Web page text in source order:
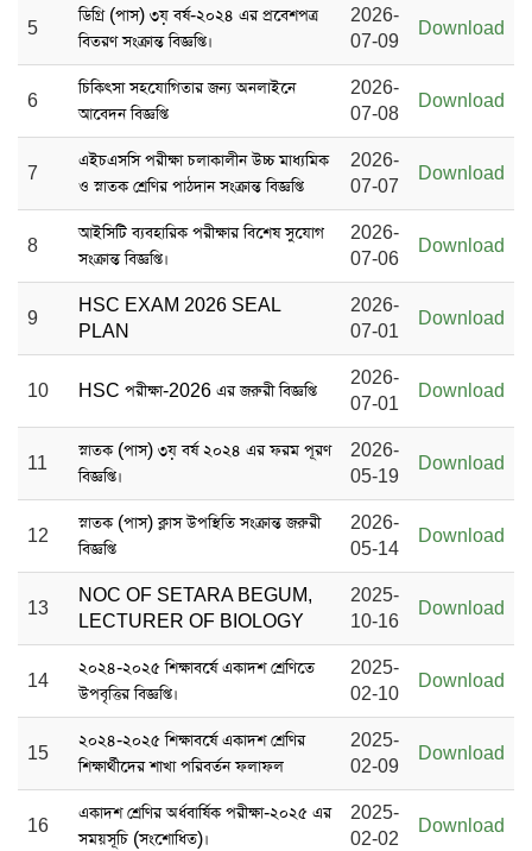
5
ডিগ্রি (পাস) ৩য় বর্ষ-২০২৪ এর প্রবেশপত্র
বিতরণ সংক্রান্ত বিজ্ঞপ্তি।
2026-
07-09
Download
6
চিকিৎসা সহযোগিতার জন্য অনলাইনে
আবেদন বিজ্ঞপ্তি
2026-
07-08
Download
7
এইচএসসি পরীক্ষা চলাকালীন উচ্চ মাধ্যমিক
ও স্নাতক শ্রেণির পাঠদান সংক্রান্ত বিজ্ঞপ্তি
2026-
07-07
Download
8
আইসিটি ব্যবহারিক পরীক্ষার বিশেষ সুযোগ
সংক্রান্ত বিজ্ঞপ্তি।
2026-
07-06
Download
9
HSC EXAM 2026 SEAL
PLAN
2026-
07-01
Download
10 HSC পরীক্ষা-2026 এর জরুরী বিজ্ঞপ্তি
2026-
07-01
Download
11
স্নাতক (পাস) ৩য় বর্ষ ২০২৪ এর ফরম পূরণ
বিজ্ঞপ্তি।
2026-
05-19
Download
12
স্নাতক (পাস) ক্লাস উপস্থিতি সংক্রান্ত জরুরী
বিজ্ঞপ্তি
2026-
05-14
Download
13
NOC OF SETARA BEGUM,
LECTURER OF BIOLOGY
2025-
10-16
Download
14
২০২৪-২০২৫ শিক্ষাবর্ষে একাদশ শ্রেণিতে
উপবৃত্তির বিজ্ঞপ্তি।
2025-
02-10
Download
15
২০২৪-২০২৫ শিক্ষাবর্ষে একাদশ শ্রেণির
শিক্ষার্থীদের শাখা পরিবর্তন ফলাফল
2025-
02-09
Download
16
একাদশ শ্রেণির অর্ধবার্ষিক পরীক্ষা-২০২৫ এর
সময়সূচি (সংশোধিত)।
2025-
02-02
Download